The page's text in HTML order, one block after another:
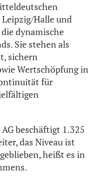
Leipzig/Halle und
dynamische
Sie stehen als
sichern
Wertschöpfung in
für
beschäftigt 1.325
das Niveau ist
heißt es in